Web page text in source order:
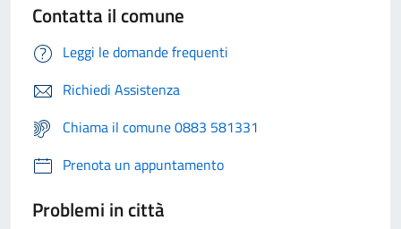
Contatta il comune
Leggi le domande frequenti
Richiedi Assistenza
Chiama il comune 0883 581331
Prenota un appuntamento
Problemi in città